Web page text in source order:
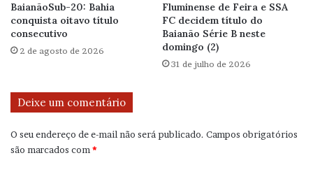
BaianãoSub-20: Bahia
conquista oitavo título
consecutivo
2 de agosto de 2026
Fluminense de Feira e SSA
FC decidem título do
Baianão Série B neste
domingo (2)
31 de julho de 2026
Deixe um comentário
O seu endereço de e-mail não será publicado. Campos obrigatórios
são marcados com*